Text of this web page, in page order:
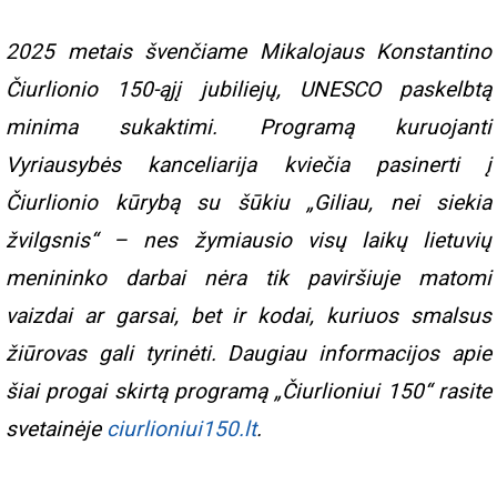
2025 metais švenčiame Mikalojaus Konstantino
Čiurlionio 150-ąjį jubiliejų, UNESCO paskelbtą
minima sukaktimi. Programą kuruojanti
Vyriausybės kanceliarija kviečia pasinerti į
Čiurlionio kūrybą su šūkiu „Giliau, nei siekia
žvilgsnis“ – nes žymiausio visų laikų lietuvių
menininko darbai nėra tik paviršiuje matomi
vaizdai ar garsai, bet ir kodai, kuriuos smalsus
žiūrovas gali tyrinėti. Daugiau informacijos apie
šiai progai skirtą programą „Čiurlioniui 150“ rasite
svetainėje ciurlioniui150.lt.